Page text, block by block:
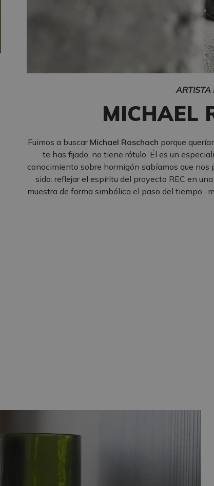
ARTISTA
MICHAEL
Fuimos a buscar Michael Roschach porque
te has fijado, no tiene rótulo. Él es un
conocimiento sobre hormigón sabíamos que
sido: reflejar el espíritu del proyecto REC en
muestra de forma simbólica el paso del tiempo -